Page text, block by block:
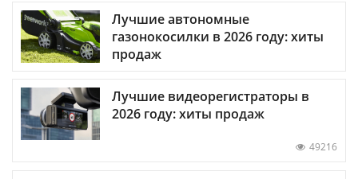
Лучшие автономные
газонокосилки в 2026 году: хиты
продаж
Лучшие видеорегистраторы в
2026 году: хиты продаж
49216